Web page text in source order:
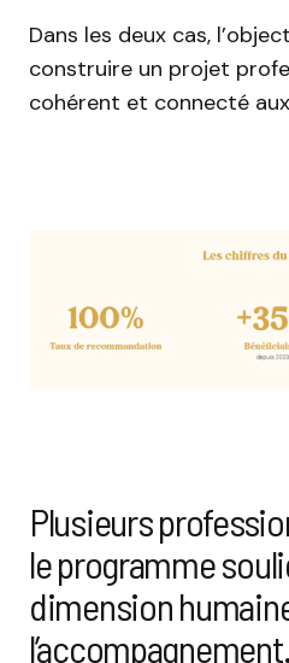
Dans les deux cas,
construire un projet
cohérent et connecté
Plusieurs
le programme
dimension
l’accompagnement.